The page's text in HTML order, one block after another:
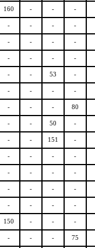
160 - - -
- - - -
- - - -
- - - -
- - 53 -
- - - -
- - - 80
- - 50 -
- - 151 -
- - - -
- - - -
- - - -
- - - -
150 - - -
- - - 75